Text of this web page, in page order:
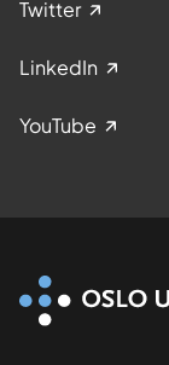
Twitter
LinkedIn
YouTube